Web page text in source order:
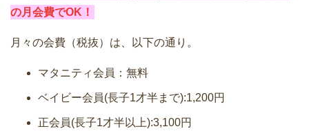
の月会費でOK！
月々の会費（税抜）は、以下の通り。
マタニティ会員：無料
ベイビー会員(長子1才半まで):1,200円
正会員(長子1才半以上):3,100円